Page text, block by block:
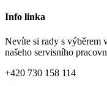
Info linka
Nevíte si rady s výběrem
našeho servisního
+420 730 158 114